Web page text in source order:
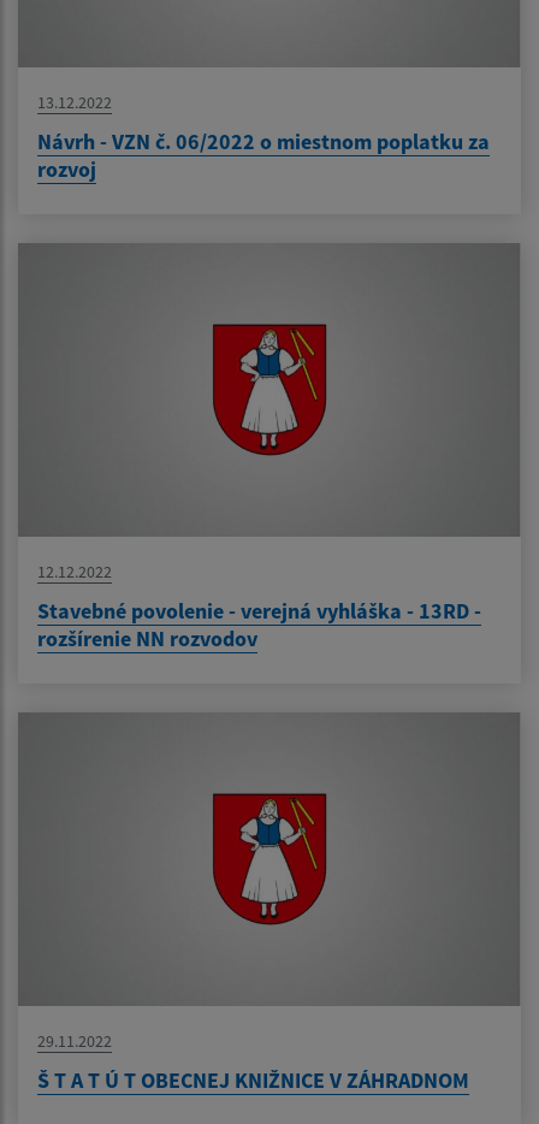
13.12.2022
Návrh - VZN č. 06/2022 o miestnom poplatku za
rozvoj
12.12.2022
Stavebné povolenie - verejná vyhláška - 13RD -
rozšírenie NN rozvodov
29.11.2022
Š T A T Ú T OBECNEJ KNIŽNICE V ZÁHRADNOM